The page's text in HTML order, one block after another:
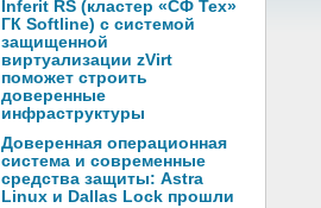
Inferit RS (кластер «СФ Тех»
ГК Softline) с системой
защищенной
виртуализации zVirt
поможет строить
доверенные
инфраструктуры
Доверенная операционная
система и современные
средства защиты: Astra
Linux и Dallas Lock прошли